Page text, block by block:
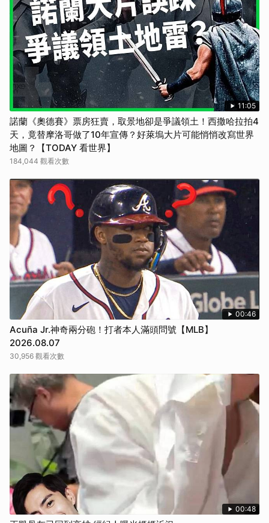
11:05
諾蘭《奧德賽》票房狂賣，取景地卻是爭議領土！西撒哈拉拍4
天，竟替摩洛哥做了10年宣傳？好萊塢大片可能悄悄改寫世界
地圖？【TODAY 看世界】
184,044 觀看次數
00:46
Acuña Jr.神奇兩分砲！打者本人滿頭問號【MLB】
2026.08.07
30,956 觀看次數
00:48
取消